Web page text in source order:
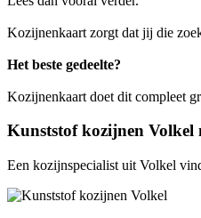
Kozijnenkaart zorgt dat jij die
Het beste gedeelte?
Kozijnenkaart doet dit compleet
Kunststof kozijnen Volkel
Een kozijnspecialist uit Volkel